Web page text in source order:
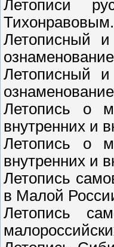
Летописи
Летописный
Летописный
Летопись о
внутренних и
Летопись о
внутренних и
Летопись
в Малой
Летопись